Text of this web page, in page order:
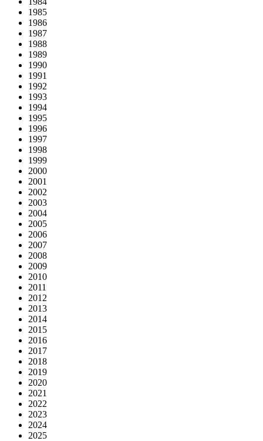
1985
1986
1987
1988
1989
1990
1991
1992
1993
1994
1995
1996
1997
1998
1999
2000
2001
2002
2003
2004
2005
2006
2007
2008
2009
2010
2011
2012
2013
2014
2015
2016
2017
2018
2019
2020
2021
2022
2023
2024
2025